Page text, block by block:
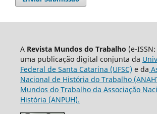
A Revista Mundos do Trabalho (e-
uma publicação digital conjunta da
Federal de Santa Catarina (UFSC) e da
Nacional de História do Trabalho
Mundos do Trabalho da Associação
História (ANPUH).